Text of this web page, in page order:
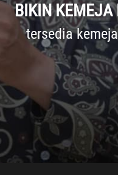
BIKIN KEMEJA
tersedia